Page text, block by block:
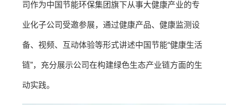
司作为中国节能环保集团旗下从事大健康产业的专
业化子公司受邀参展，通过健康产品、健康监测设
备、视频、互动体验等形式讲述中国节能“健康生活
链”，充分展示公司在构建绿色生态产业链方面的生
动实践。